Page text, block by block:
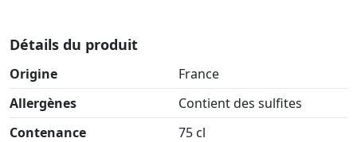
Détails du produit
Origine
France
Allergènes
Contient des sulfites
Contenance
75 cl